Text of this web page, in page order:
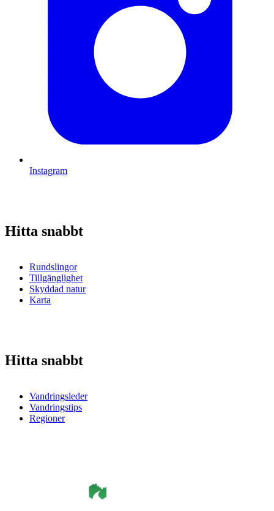
Instagram
Hitta snabbt
Rundslingor
Tillgänglighet
Skyddad natur
Karta
Hitta snabbt
Vandringsleder
Vandringstips
Regioner